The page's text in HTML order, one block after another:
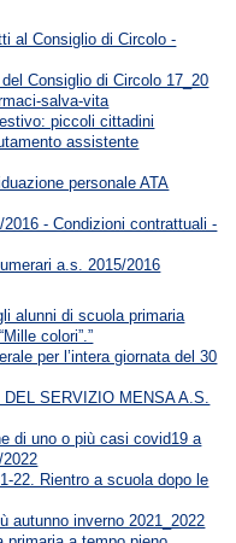
al Consiglio di Circolo -
Consiglio di Circolo 17_20
salva-vita
piccoli cittadini
assistente
personale ATA
- Condizioni contrattuali -
a.s. 2015/2016
alunni di scuola primaria
colori”.”
per l’intera giornata del 30
SERVIZIO MENSA A.S.
di uno o più casi covid19 a
22. Rientro a scuola dopo le
autunno inverno 2021_2022